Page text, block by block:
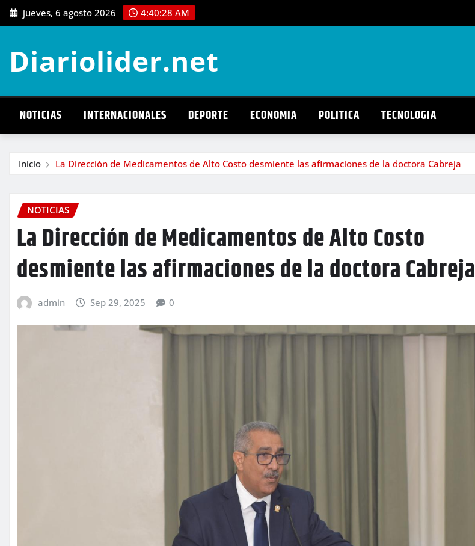
Saltar
al
jueves, 6 agosto 2026 4:40:29 AM
Diariolider.net
NOTICIAS INTERNACIONALES DEPORTE ECONOMIA POLITICA TECNOLOGIA
Inicio La Dirección de Medicamentos de Alto Costo desmiente las afirmaciones de la doctora Cabreja
NOTICIAS
La Dirección de Medicamentos de Alto Costo
desmiente las afirmaciones de la doctora Cabreja
admin Sep 29, 2025 0